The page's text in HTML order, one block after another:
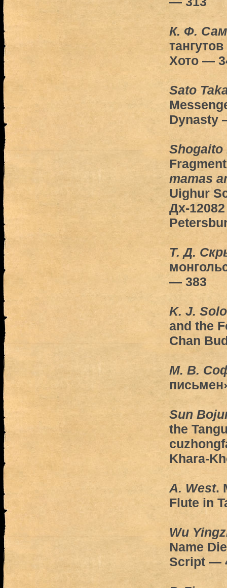
К. Ф.
Хото —
Sato
Dynasty
Shogaito
mamas
Uighur
Дх-
Т. Д.
— 383
K. J.
and the
Chan
M. B.
Sun
the
Khara-
A. West.
Flute in
Wu
Name
Script —